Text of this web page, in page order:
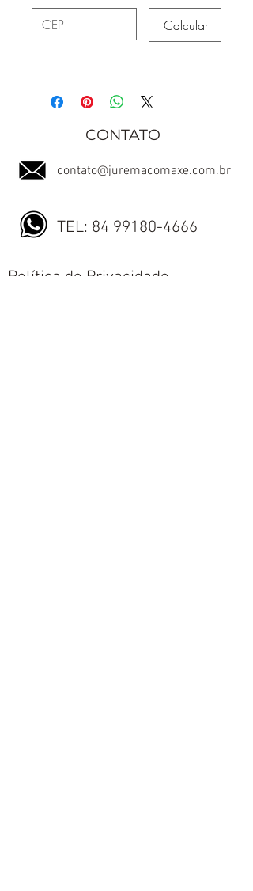
Calcular
CONTATO
contato@juremacomaxe.com.br
TEL: 84 99180-4666
Política de Privacidade